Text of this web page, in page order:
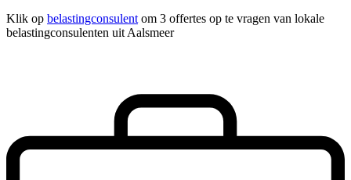
Klik op belastingconsulent om 3 offertes op te vragen van lokale
belastingconsulenten uit Aalsmeer